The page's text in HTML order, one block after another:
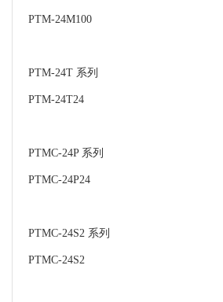
PTM-24M100
PTM-24T 系列
PTM-24T24
PTMC-24P 系列
PTMC-24P24
PTMC-24S2 系列
PTMC-24S2